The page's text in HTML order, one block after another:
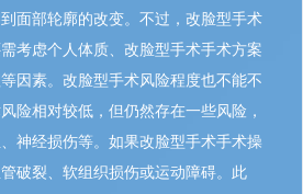
面部轮廓的改变。不过，改脸型手术
考虑个人体质、改脸型手术手术方案
因素。改脸型手术风险程度也不能不
险相对较低，但仍然存在一些风险，
神经损伤等。如果改脸型手术手术操
破裂、软组织损伤或运动障碍。此